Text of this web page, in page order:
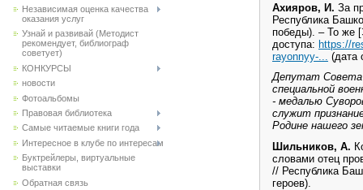
Независимая оценка качества
оказания услуг
Узнай и развивай (Методист
рекомендует, библиограф
советует)
КОНКУРСЫ
новости
Фотоальбомы
Правовая библиотека
Самые читаемые книги года
Интересное в клубе по интересам
Буктрейлеры, виртуальные
выставки
Обратная связь
Ахияров, И. За
Республика
победы). – То же
доступа: https://
rayonnyy-...
(дата
Депутат Совета
специальной
- медалью
служит
Родине нашего
Шильников, А.
словами отец
// Республика
героев).